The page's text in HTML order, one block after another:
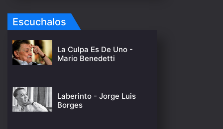
Escuchalos
La Culpa Es De Uno -
Mario Benedetti
Laberinto - Jorge Luis
Borges